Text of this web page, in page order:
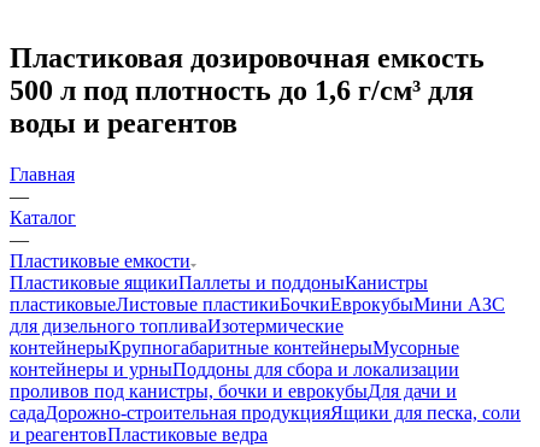
Пластиковая дозировочная емкость
500 л под плотность до 1,6 г/см³ для
воды и реагентов
Главная
—
Каталог
—
Пластиковые емкости
Пластиковые ящикиПаллеты и поддоныКанистры
пластиковыеЛистовые пластикиБочкиЕврокубыМини АЗС
для дизельного топливаИзотермические
контейнерыКрупногабаритные контейнерыМусорные
контейнеры и урныПоддоны для сбора и локализации
проливов под канистры, бочки и еврокубыДля дачи и
садаДорожно-строительная продукцияЯщики для песка, соли
и реагентовПластиковые ведра